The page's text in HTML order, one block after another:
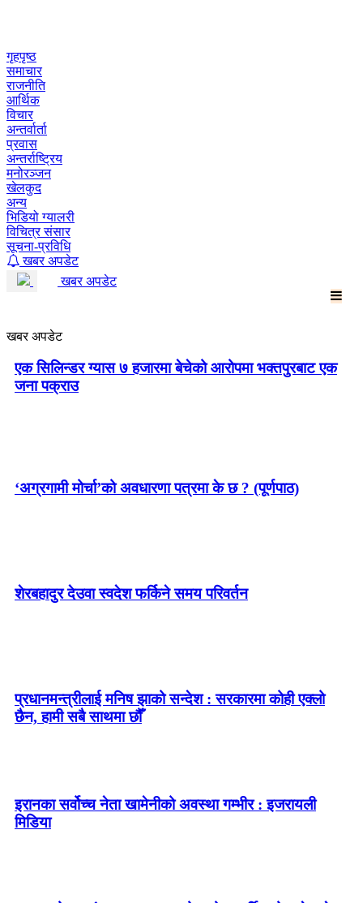
गृहपृष्ठ
समाचार
राजनीति
आर्थिक
विचार
अन्तर्वार्ता
प्रवास
अन्तर्राष्ट्रिय
मनोरञ्जन
खेलकुद
अन्य
भिडियो ग्यालरी
विचित्र संसार
सूचना-प्रविधि
खबर अपडेट
खबर अपडेट
खबर अपडेट
एक सिलिन्डर ग्यास ७ हजारमा बेचेको आरोपमा भक्तपुरबाट एक
जना पक्राउ
‘अग्रगामी मोर्चा’को अवधारणा पत्रमा के छ ? (पूर्णपाठ)
शेरबहादुर देउवा स्वदेश फर्किने समय परिवर्तन
प्रधानमन्त्रीलाई मनिष झाको सन्देश : सरकारमा कोही एक्लो
छैन, हामी सबै साथमा छौँ
इरानका सर्वोच्च नेता खामेनीको अवस्था गम्भीर : इजरायली
मिडिया